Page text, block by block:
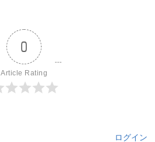
0
Article Rating
ログイン